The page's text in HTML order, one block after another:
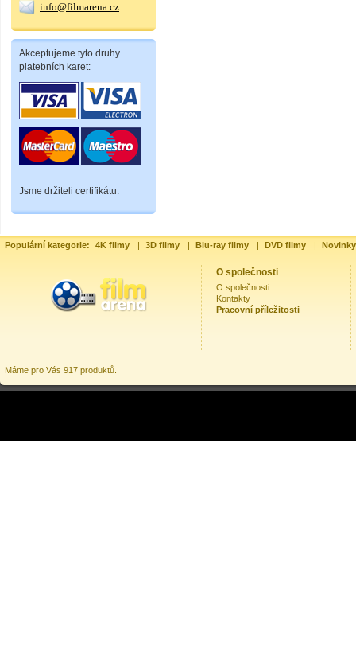
info@filmarena.cz
Akceptujeme tyto druhy
platebních karet:
Jsme držiteli certifikátu:
Populární kategorie: 4K filmy | 3D filmy | Blu-ray filmy | DVD filmy |
O společnosti
O společnosti
Kontakty
Pracovní příležitosti
Máme pro Vás 917 produktů.